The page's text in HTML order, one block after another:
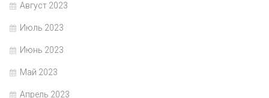
Август 2023
Июль 2023
Июнь 2023
Май 2023
Апрель 2023